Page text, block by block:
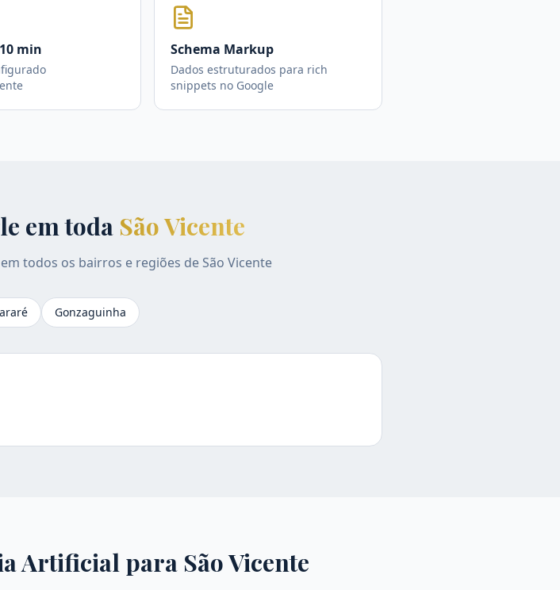
min Schema Markup
Dados estruturados para rich
snippets no Google
em toda São Vicente
todos os bairros e regiões deSão Vicente
Gonzaguinha
Artificial para São Vicente